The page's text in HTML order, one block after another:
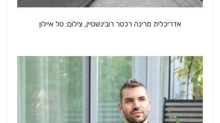
אדריכלית מרינה רכטר רובינשטיין, צילום: טל איילון